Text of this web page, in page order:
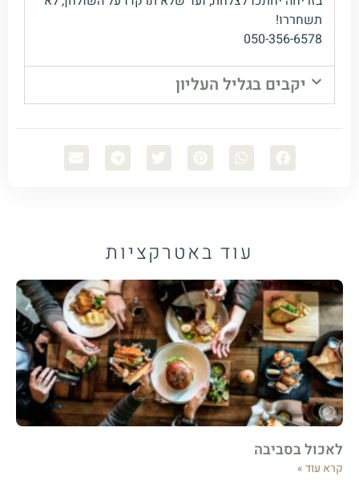
תשחררו!
050-356-6578
יקבים בגליל העליון
עוד באטרקציות
לאכול בסביבה
קרא עוד »